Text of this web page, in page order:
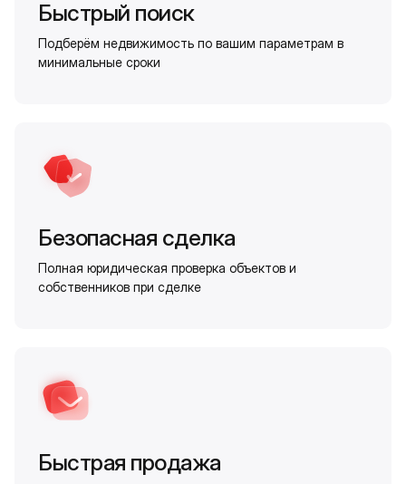
Быстрый поиск
Подберём недвижимость по вашим параметрам в
минимальные сроки
Безопасная сделка
Полная юридическая проверка объектов и
собственников при сделке
Быстрая продажа